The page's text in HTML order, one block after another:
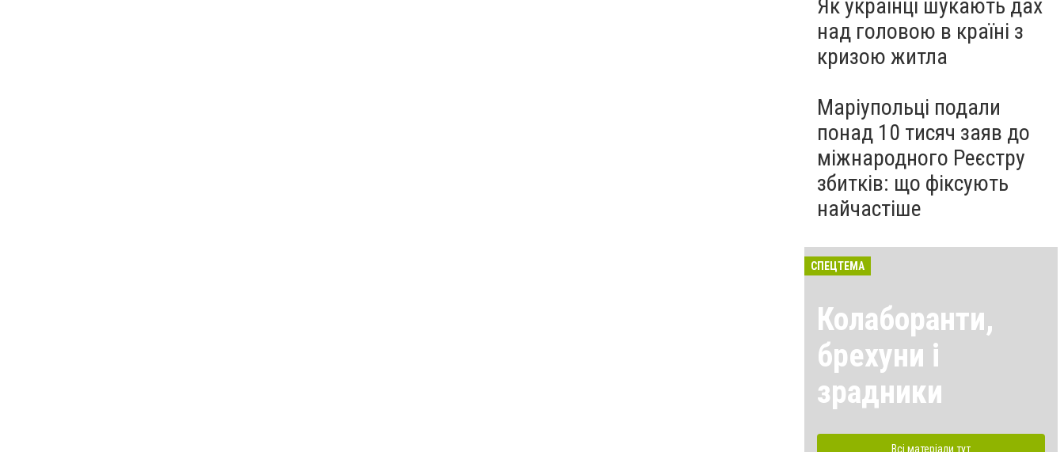
Як українці шукають дах
над головою в країні з
кризою житла
Маріупольці подали
понад 10 тисяч заяв до
міжнародного Реєстру
збитків: що фіксують
найчастіше
СПЕЦТЕМА
Колаборанти,
брехуни і
зрадники
Всі матеріали тут